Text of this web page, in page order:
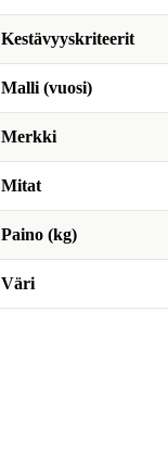
Kestävyyskriteerit
Malli (vuosi)
Merkki
Mitat
Paino (kg)
Väri